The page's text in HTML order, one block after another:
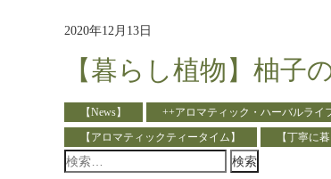
2020年12月13日
【暮らし植物】柚子
【News】 ++アロマティック・ハーバルライ
【アロマティックティータイム】
【丁寧に
検